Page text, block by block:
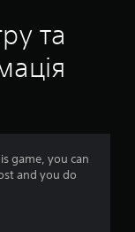
н
к
:
4
та
game, you can
and you do